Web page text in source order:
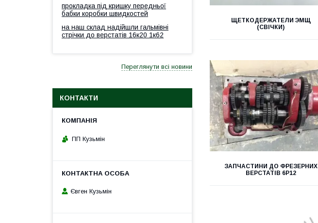
ЩЕТКОДЕРЖАТЕЛИ ЭМЩ
(СВІЧКИ)
ЗАПЧАСТИНИ ДО ФРЕЗЕРНИХ
ВЕРСТАТІВ 6Р12
прокладка під кришку передньої
бабки коробки швидкостей
на наш склад надійшли гальмівні
стрічки до верстатів 16к20 1к62
Переглянути всі новини
КОНТАКТИ
ПП Кузьмін
Євген Кузьмін